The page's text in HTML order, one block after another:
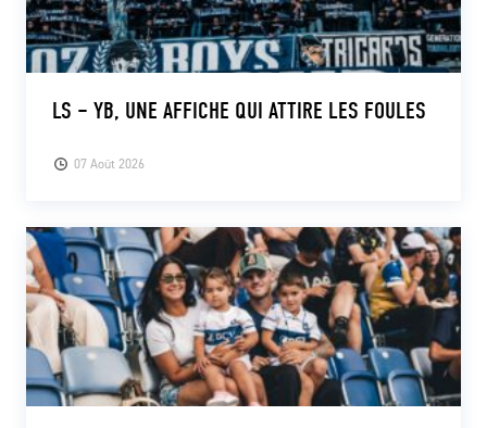
07 Août 2026
LS – YB, UNE AFFICHE QUI ATTIRE LES FOULES